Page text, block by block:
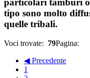
particolari tamburi o
tipo sono molto
quelle tribali.
Voci trovate: 79Pagina:
◀ Precedente
1